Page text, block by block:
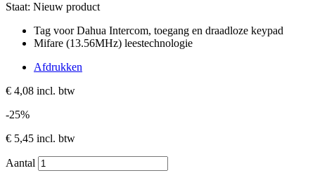
Staat: Nieuw product
Tag voor Dahua Intercom, toegang en draadloze keypad
Mifare (13.56MHz) leestechnologie
Afdrukken
€ 4,08 incl. btw
-25%
€ 5,45 incl. btw
Aantal